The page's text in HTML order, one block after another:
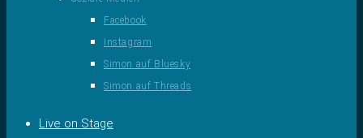
Facebook
Instagram
Simon auf Bluesky
Simon auf Threads
Live on Stage